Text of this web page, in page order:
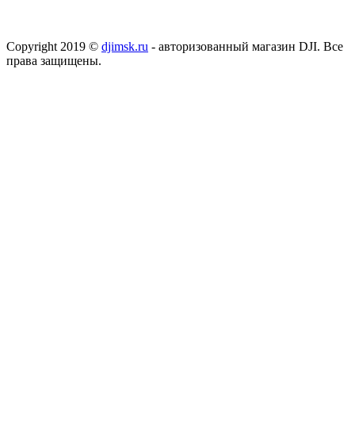
Copyright 2019 © djimsk.ru - авторизованный магазин DJI. Все
права защищены.